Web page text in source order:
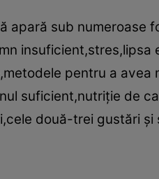
apară sub numeroase
pentru a
suficient,nutriţie de
două-trei gustări